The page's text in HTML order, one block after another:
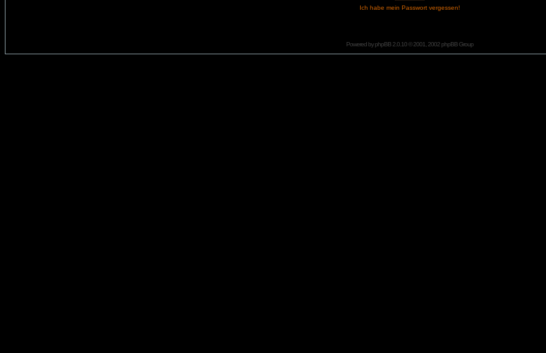
Ich habe mein Passwort vergessen!
Powered byphpBB2.0.10 © 2001, 2002 phpBB Group